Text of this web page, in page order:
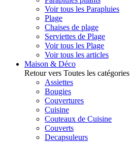
Voir tous les Parapluies
Plage
Chaises de plage
Serviettes de Plage
Voir tous les Plage
Voir tous les articles
Maison & Déco
Retour vers Toutes les catégories
Assiettes
Bougies
Couvertures
Cuisine
Couteaux de Cuisine
Couverts
Decapsuleurs